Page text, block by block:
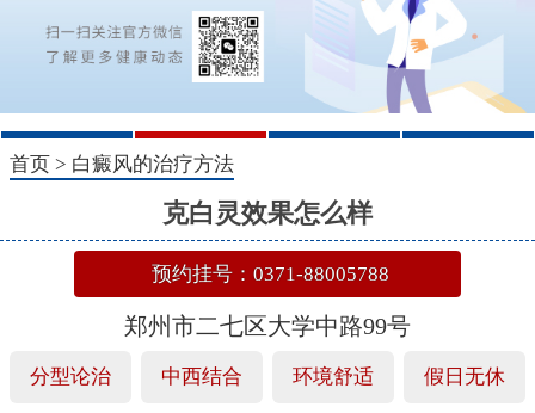
1 2 3 4
首页 > 白癜风的治疗方法
克白灵效果怎么样
预约挂号：0371-88005788
郑州市二七区大学中路99号
分型论治 中西结合 环境舒适 假日无休